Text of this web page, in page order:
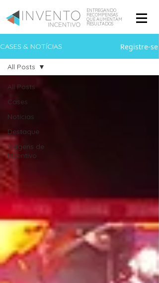
ENTREGANDO
RECOMPENSAS
QUE AUMENTAM
RESULTADOS
CASES & NOTÍCIAS Registre-se
All Posts
Cases
Notícias
Destaque
Viagens de
Incentivo
All Posts